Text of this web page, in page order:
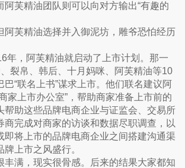
阿芙精油团队则可以向对方输出“有趣的
阿芙精油选择并入御泥坊，雕爷恐怕经历
年，阿芙精油就启动了上市计划。那一
裂帛、韩后、十月妈咪、阿芙精油等10
巴“联名上书”谋求上市。他们联名建议阿
家上市办公室”，帮助商家准备上市前的
帮助这些品牌电商企业与证监会、交易所
商完成对商家的访谈和数据尽职调查，以
即将上市的品牌电商企业之间搭建沟通渠
上市之风盛行。
丰满，现实很骨感。后来的结果大家都知